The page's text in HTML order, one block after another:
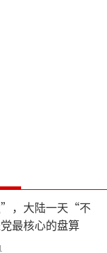
，大陆一天“不
最核心的盘算